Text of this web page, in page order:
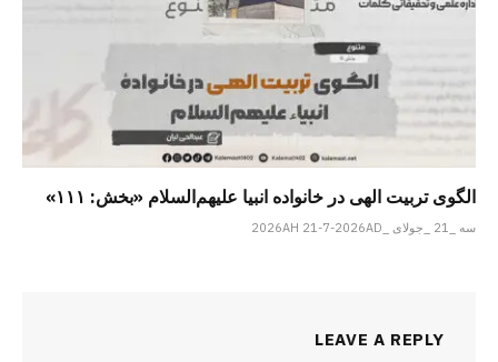
الگوی تربیت الهی در خانواده انبیا‌‌ علیهم‌السلام «بخش: ۱۱۱»
سه _21 _جولای _2026AH 21-7-2026AD
LEAVE A REPLY